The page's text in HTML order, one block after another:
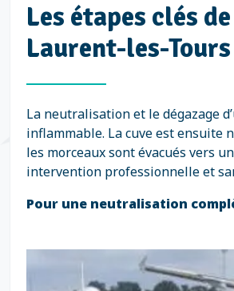
Les étapes clés
Laurent-les-Tours
La neutralisation et le dégazage
inflammable. La cuve est ensuite
les morceaux sont évacués vers
intervention professionnelle et
Pour une neutralisation